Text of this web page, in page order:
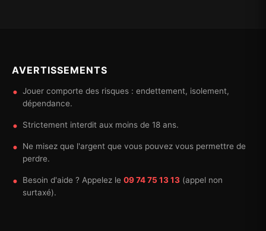
AVERTISSEMENTS
Jouer comporte des risques : endettement, isolement,
dépendance.
Strictement interdit aux moins de 18 ans.
Ne misez que l'argent que vous pouvez vous permettre de
perdre.
Besoin d'aide ? Appelez le 09 74 75 13 13 (appel non
surtaxé).